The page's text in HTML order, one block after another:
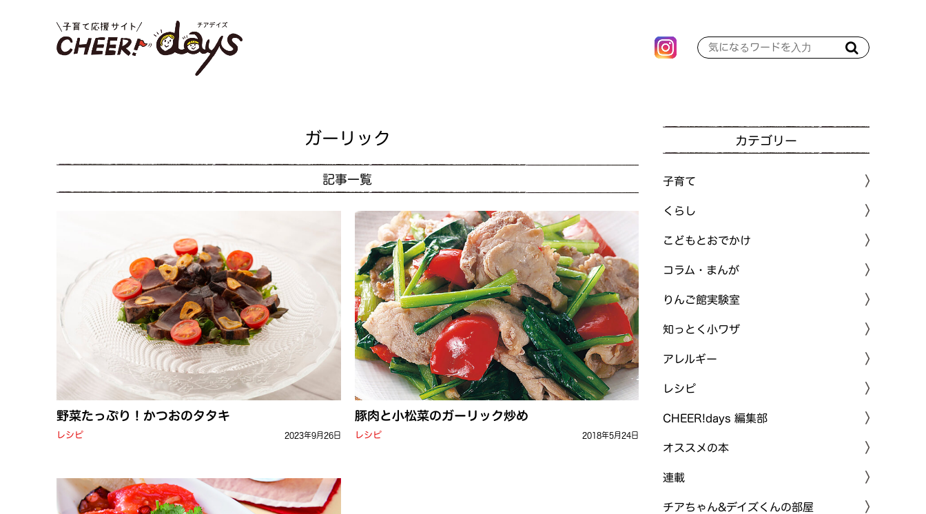
ガーリック
記事一覧
野菜たっぷり！かつおのタタキ
レシピ 2023年9月26日
豚肉と小松菜のガーリック炒め
レシピ 2018年5月24日
カテゴリー
子育て
くらし
こどもとおでかけ
コラム・まんが
りんご館実験室
知っとく小ワザ
アレルギー
レシピ
CHEER!days 編集部
オススメの本
連載
チアちゃん&デイズくんの部屋